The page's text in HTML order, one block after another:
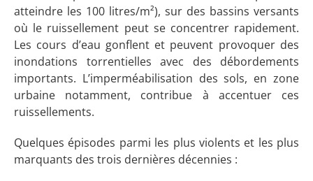
atteindre les 100 litres/m²), sur des bassins versants
où le ruissellement peut se concentrer rapidement.
Les cours d’eau gonflent et peuvent provoquer des
inondations torrentielles avec des débordements
importants. L’imperméabilisation des sols, en zone
urbaine notamment, contribue à accentuer ces
ruissellements.
Quelques épisodes parmi les plus violents et les plus
marquants des trois dernières décennies :